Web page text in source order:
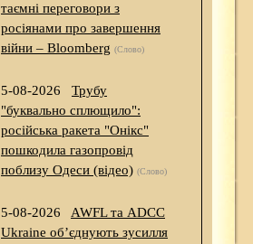
таємні переговори з
росіянами про завершення
війни – Bloomberg (Слово)
5-08-2026
Трубу
"буквально сплющило":
російська ракета "Онікс"
пошкодила газопровід
поблизу Одеси (відео) (Слово)
5-08-2026
AWFL та ADCC
Ukraine об’єднують зусилля